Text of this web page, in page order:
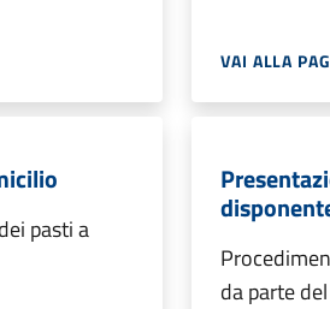
VAI ALLA
pasti a
da parte